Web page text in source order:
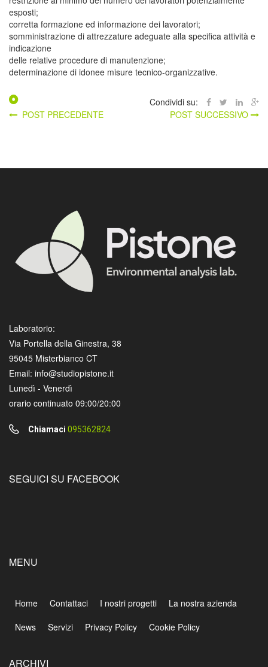
esposti;
corretta formazione ed informazione dei lavoratori;
somministrazione di attrezzature adeguate alla specifica attività e
indicazione
delle relative procedure di manutenzione;
determinazione di idonee misure tecnico-organizzative.
Condividi su:
POST PRECEDENTE
POST SUCCESSIVO
Laboratorio:
Via Portella della Ginestra, 38
95045 Misterbianco CT
Email: info@studiopistone.it
Lunedì - Venerdì
orario continuato 09:00/20:00
Chiamaci 095362824
SEGUICI SU FACEBOOK
MENU
Home Contattaci I nostri progetti
La nostra azienda
News
Servizi Privacy Policy Cookie Policy
ARCHIVI